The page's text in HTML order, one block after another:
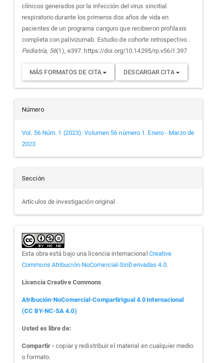
artículo
clínicos generados por la infección del virus sincitial
respiratorio durante los primeros dos años de vida en
pacientes de un programa canguro que recibieron profilaxis
completa con palivizumab. Estudio de cohorte retrospectivo .
Pediatría, 56(1), e397. https://doi.org/10.14295/rp.v56i1.397
MÁS FORMATOS DE CITA DESCARGAR CITA
Número
Vol. 56 Núm. 1 (2023): Volumen 56 número 1. Enero - Marzo de
2023
Sección
Artículos de investigación original
Esta obra está bajo una licencia internacional Creative
Commons Atribución-NoComercial-SinDerivadas 4.0.
Licencia Creative Commons
Atribución-NoComercial-CompartirIgual 4.0 Internacional
(CC BY-NC-SA 4.0)
Usted es libre de:
Compartir -copiar y redistribuir el material en cualquier medio
o formato.